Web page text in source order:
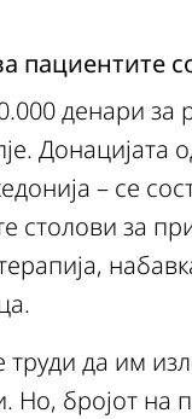
пациентите
денари за
Донацијата
– се
столови за
труди да им
Но, бројот